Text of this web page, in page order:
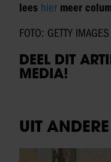
lees hier meer
FOTO: GETTY
DEEL DIT
MEDIA!
UIT